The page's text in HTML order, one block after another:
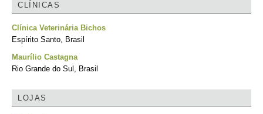
CLÍNICAS
Clínica Veterinária Bichos
Espírito Santo, Brasil
Maurílio Castagna
Rio Grande do Sul, Brasil
LOJAS